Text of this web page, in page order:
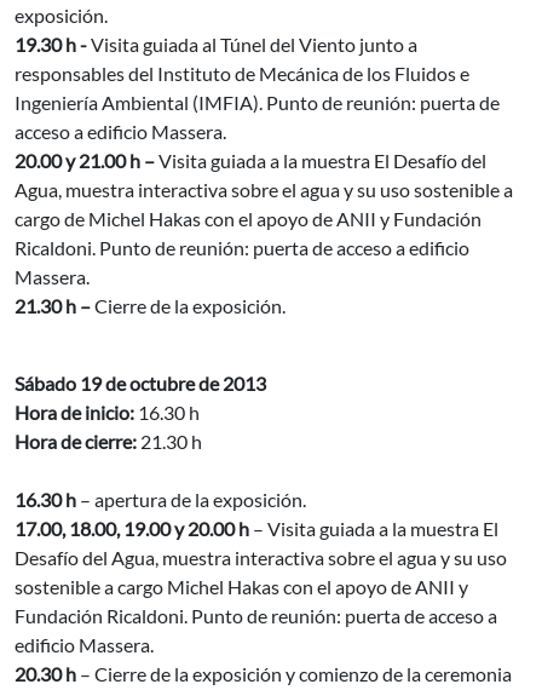
exposición.
19.30 h -Visita guiada al Túnel del Viento junto a
responsables del Instituto de Mecánica de los Fluidos e
Ingeniería Ambiental (IMFIA). Punto de reunión: puerta de
acceso a edificio Massera.
20.00 y 21.00 h –Visita guiada a la muestra El Desafío del
Agua, muestra interactiva sobre el agua y su uso sostenible a
cargo de Michel Hakas con el apoyo de ANII y Fundación
Ricaldoni. Punto de reunión: puerta de acceso a edificio
Massera.
21.30 h –Cierre de la exposición.
Sábado 19 de octubre de 2013
Hora de inicio: 16.30 h
Hora de cierre: 21.30 h
16.30 h – apertura de la exposición.
17.00, 18.00, 19.00 y 20.00 h – Visita guiada a la muestra El
Desafío del Agua, muestra interactiva sobre el agua y su uso
sostenible a cargo Michel Hakas con el apoyo de ANII y
Fundación Ricaldoni. Punto de reunión: puerta de acceso a
edificio Massera.
20.30 h – Cierre de la exposición y comienzo de la ceremonia